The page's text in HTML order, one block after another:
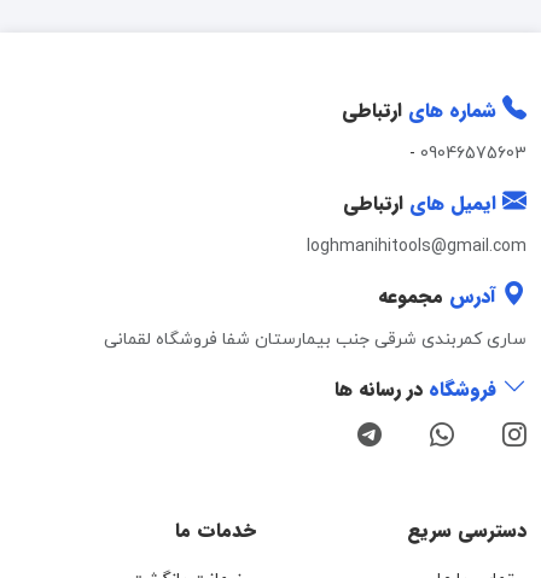
شماره های ارتباطی
09046575603
-
ایمیل های ارتباطی
loghmanihitools@gmail.com
آدرس مجموعه
ساری کمربندی شرقی جنب بیمارستان شفا فروشگاه لقمانی
فروشگاه در رسانه ها
دسترسی سریع خدمات ما